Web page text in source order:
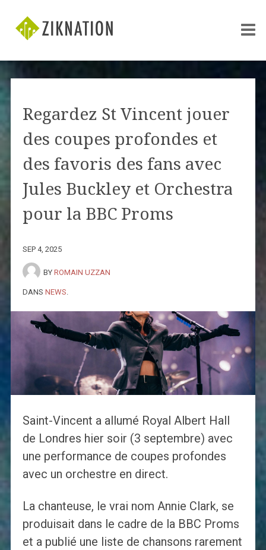
Regardez St Vincent jouer
des coupes profondes et
des favoris des fans avec
Jules Buckley et Orchestra
pour la BBC Proms
SEP 4, 2025
BY ROMAIN UZZAN
DANS NEWS
Saint-Vincent a allumé Royal Albert Hall
de Londres hier soir (3 septembre) avec
une performance de coupes profondes
avec un orchestre en direct.
La chanteuse, le vrai nom Annie Clark, se
produisait dans le cadre de la BBC Proms
et a publié une liste de chansons rarement